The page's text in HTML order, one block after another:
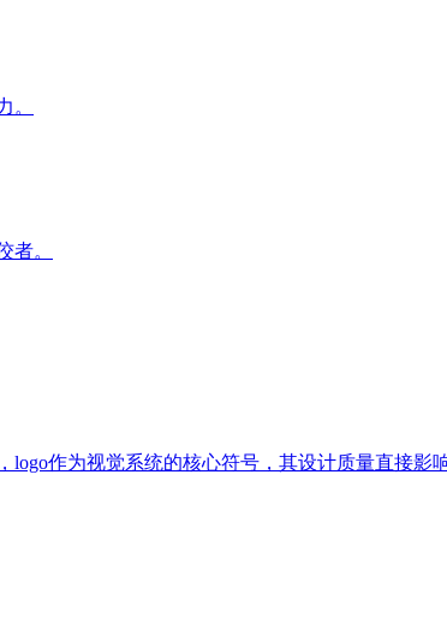
。
者。
作为视觉系统的核心符号，其设计质量直接